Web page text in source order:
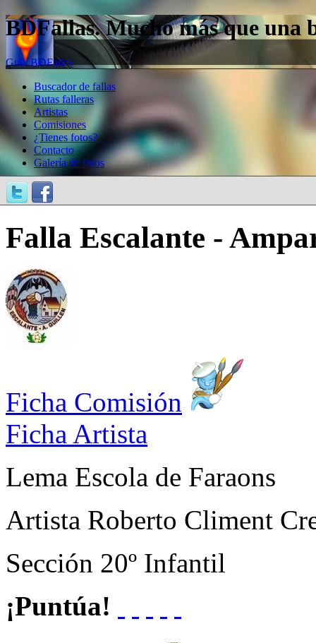
BDFallas. Mucho más que una
Guía BDFallas
Buscador de fallas
Rutas falleras
Artistas
Comisiones
¿Tienes fotos?
Contacto
Galería de fotos
Falla Escalante -
Ficha Comisión
Ficha Artista
Lema Escola de Faraons
Artista Roberto Climent
Sección 20º Infantil
¡Puntúa!